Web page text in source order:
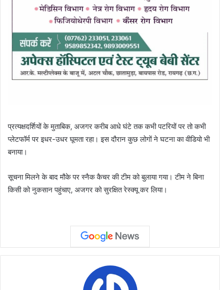
प्रत्यक्षदर्शियों के मुताबिक, अजगर करीब आधे घंटे तक कभी पटरियों पर तो कभी
प्लेटफॉर्म पर इधर-उधर घूमता रहा। इस दौरान कुछ लोगों ने घटना का वीडियो भी
बनाया।
सूचना मिलने के बाद मौके पर स्नैक कैचर की टीम को बुलाया गया। टीम ने बिना
किसी को नुकसान पहुंचाए, अजगर को सुरक्षित रेस्क्यू कर लिया।